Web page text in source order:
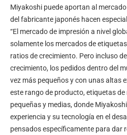
Miyakoshi puede aportan al
del fabricante japonés hacen
“El mercado de impresión a nivel
solamente los mercados de
ratios de crecimiento. Pero incluso
crecimiento, los pedidos dentro del
vez más pequeños y con unas altas
este rango de producto, etiquetas
pequeñas y medias, donde
experiencia y su tecnología en el
pensados específicamente para dar